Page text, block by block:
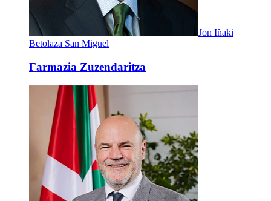
Jon Iñaki
Betolaza San Miguel
Farmazia Zuzendaritza